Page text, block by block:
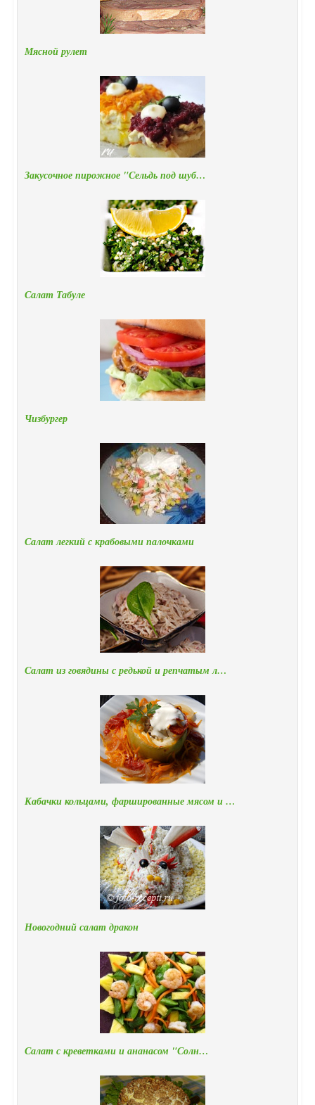
Мясной рулет
Закусочное пирожное "Сельдь под шуб…
Салат Табуле
Чизбургер
Салат легкий с крабовыми палочками
Салат из говядины с редькой и репчатым л…
Кабачки кольцами, фаршированные мясом и …
Новогодний салат дракон
Салат с креветками и ананасом "Солн…